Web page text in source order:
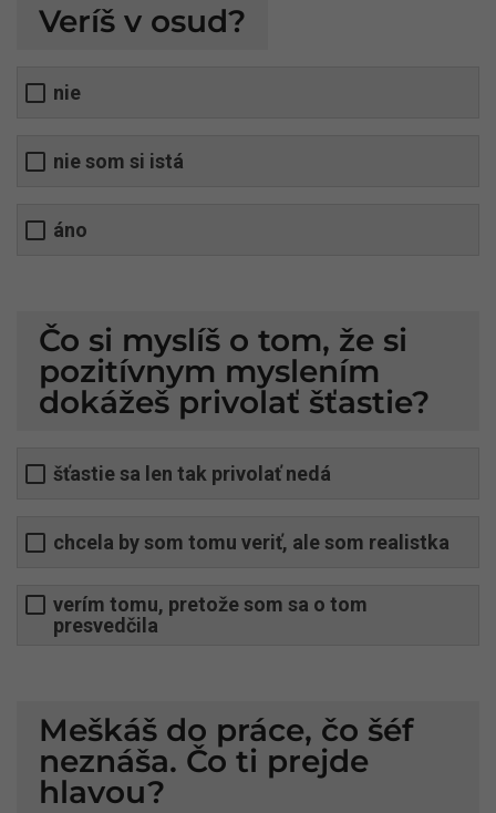
Veríš v osud?
nie
nie som si istá
áno
Čo si myslíš o tom, že si
pozitívnym myslením
dokážeš privolať šťastie?
šťastie sa len tak privolať nedá
chcela by som tomu veriť, ale som realistka
verím tomu, pretože som sa o tom
presvedčila
Meškáš do práce, čo šéf
neznáša. Čo ti prejde
hlavou?